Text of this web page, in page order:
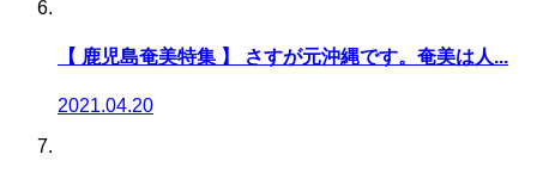
【 鹿児島奄美特集 】 さすが元沖縄です。奄美は人...
2021.04.20